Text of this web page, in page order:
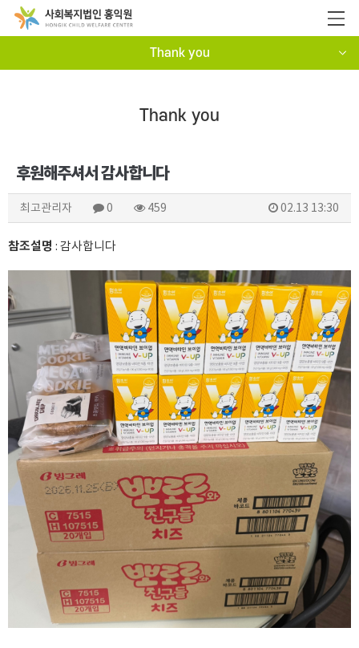
Thank you
Thank you
후원해주셔서 감사합니다
최고관리자 0 459 02.13 13:30
참조설명 : 감사합니다